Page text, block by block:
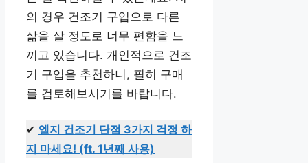
의 경우 건조기 구입으로 다른
삶을 살 정도로 너무 편함을 느
끼고 있습니다. 개인적으로 건조
기 구입을 추천하니, 필히 구매
를 검토해보시기를 바랍니다.
✔ 엘지 건조기 단점 3가지 걱정 하
지 마세요! (ft. 1년째 사용)